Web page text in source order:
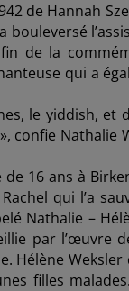
de Hannah
de la
qui a
le yiddish, et
confie Nathalie
16 ans à
qui l’a
Nathalie –
par l’œuvre
Hélène Weksler
filles